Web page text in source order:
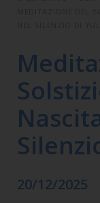
20/12/2025